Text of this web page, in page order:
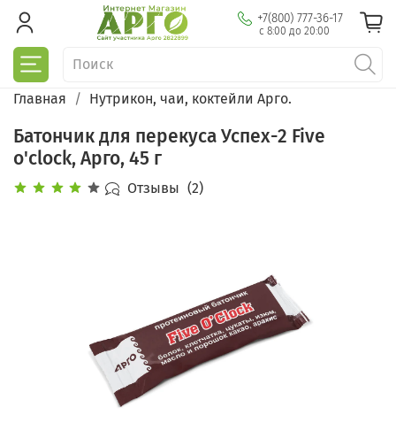
+7(800) 777-36-17
с 8:00 до 20:00
Главная Нутрикон, чаи, коктейли Арго.
Батончик для перекуса Успех-2 Five
o'clock, Арго, 45 г
Отзывы (2)